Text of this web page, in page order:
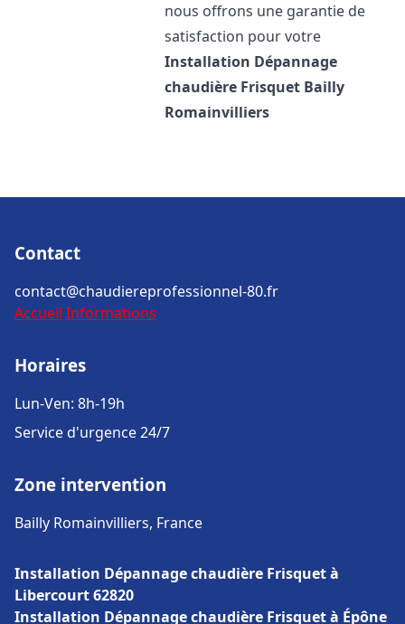
nous offrons une garantie de
satisfaction pour votre
Installation Dépannage
chaudière Frisquet Bailly
Romainvilliers
Contact
contact@chaudiereprofessionnel-80.fr
Accueil Informations
Horaires
Lun-Ven: 8h-19h
Service d'urgence 24/7
Zone intervention
Bailly Romainvilliers, France
Installation Dépannage chaudière Frisquet à
Libercourt 62820
Installation Dépannage chaudière Frisquet à Épône